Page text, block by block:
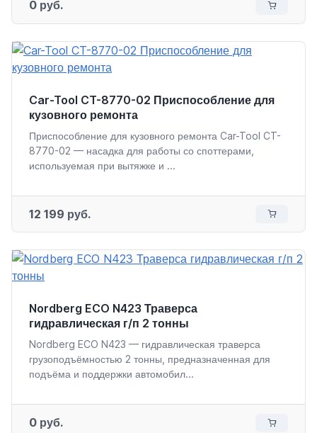
0 руб.
Car-Tool CT-8770-02 Приспособление для
кузовного ремонта
Приспособление для кузовного ремонта Car-Tool CT-
8770-02 — насадка для работы со споттерами,
используемая при вытяжке и ...
12 199 руб.
Nordberg ECO N423 Траверса
гидравлическая г/п 2 тонны
Nordberg ECO N423 — гидравлическая траверса
грузоподъёмностью 2 тонны, предназначенная для
подъёма и поддержки автомобил...
0 руб.